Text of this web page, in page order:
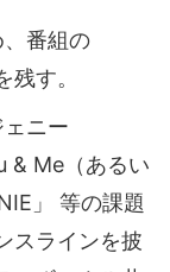
番組の
残す。
ェニー
& Me（あるい
」 等の課題
スラインを披